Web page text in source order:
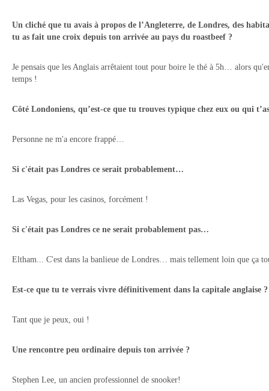
Un cliché que tu avais à propos de l’Angleterre, de Londres, des
tu as fait une croix depuis ton arrivée au pays du roastbeef ?
Je pensais que les Anglais arrêtaient tout pour boire le thé à 5h… alors
temps !
Côté Londoniens, qu’est-ce que tu trouves typique chez eux ou qui
Personne ne m'a encore frappé…
Si c'était pas Londres ce serait probablement…
Las Vegas, pour les casinos, forcément !
Si c'était pas Londres ce ne serait probablement pas…
Eltham... C'est dans la banlieue de Londres… mais tellement loin que ça
Est-ce que tu te verrais vivre définitivement dans la capitale anglaise ?
Tant que je peux, oui !
Une rencontre peu ordinaire depuis ton arrivée ?
Stephen Lee, un ancien professionnel de snooker!